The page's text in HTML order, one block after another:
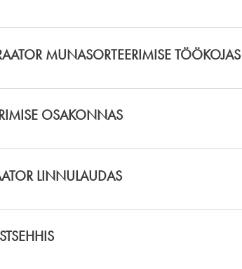
MUNASORTEERIMISE TÖÖKOJAS
OSAKONNAS
LINNULAUDAS